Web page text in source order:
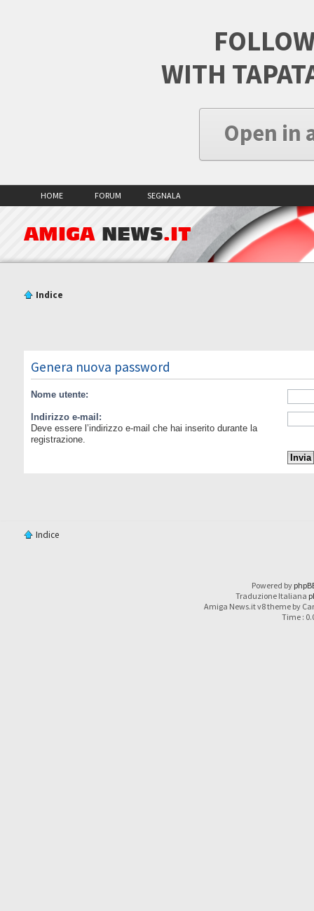
WITH
Open in
HOME FORUM SEGNALA
AMIGA NEWS.IT
Indice
Genera nuova password
Nome utente:
Indirizzo e-mail:
Deve essere l’indirizzo e-mail che hai inserito durante la
registrazione.
Indice
Powered by
Traduzione Italiana
Amiga News.it v8 theme by
Time :